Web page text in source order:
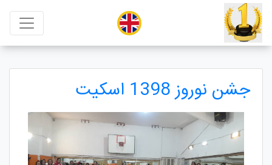
جشن نوروز 1398 اسکیت